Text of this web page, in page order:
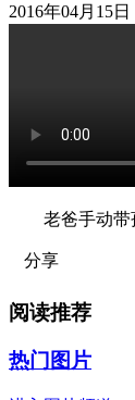
2016年04月15
老爸手动带
分享
阅读推荐
热门图片